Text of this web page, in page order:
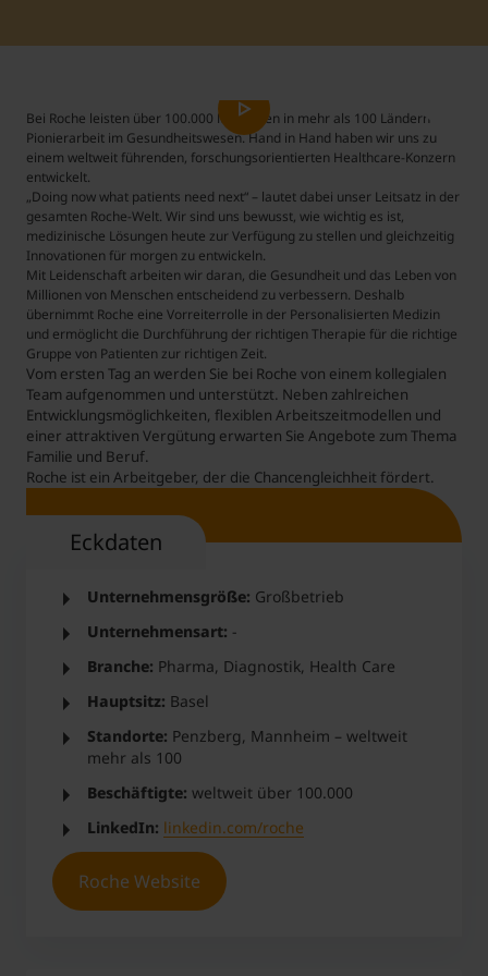
Student Support
Accommodation
Internationalization @ Home
Courses in English
Staff Week 2026
Bei Roche leisten über 100.000 Menschen in mehr als 100 Ländern
Pionierarbeit im Gesundheitswesen. Hand in Hand haben wir uns zu
einem weltweit führenden, forschungsorientierten Healthcare-Konzern
entwickelt.
„Doing now what patients need next“ – lautet dabei unser Leitsatz in der
gesamten Roche-Welt. Wir sind uns bewusst, wie wichtig es ist,
medizinische Lösungen heute zur Verfügung zu stellen und gleichzeitig
Innovationen für morgen zu entwickeln.
Mit Leidenschaft arbeiten wir daran, die Gesundheit und das Leben von
Millionen von Menschen entscheidend zu verbessern. Deshalb
übernimmt Roche eine Vorreiterrolle in der Personalisierten Medizin
und ermöglicht die Durchführung der richtigen Therapie für die richtige
Gruppe von Patienten zur richtigen Zeit.
Vom ersten Tag an werden Sie bei Roche von einem kollegialen
Team aufgenommen und unterstützt. Neben zahlreichen
Entwicklungsmöglichkeiten, flexiblen Arbeitszeitmodellen und
einer attraktiven Vergütung erwarten Sie Angebote zum Thema
Familie und Beruf.
Roche ist ein Arbeitgeber, der die Chancengleichheit fördert.
Eckdaten
Unternehmensgröße: Großbetrieb
Unternehmensart: -
Branche: Pharma, Diagnostik, Health Care
Hauptsitz: Basel
Standorte: Penzberg, Mannheim – weltweit
mehr als 100
Beschäftigte: weltweit über 100.000
LinkedIn: linkedin.com/roche
Roche Website